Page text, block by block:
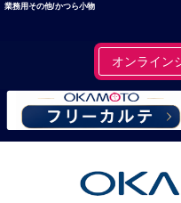
業務用その他/かつら小物
オンライ